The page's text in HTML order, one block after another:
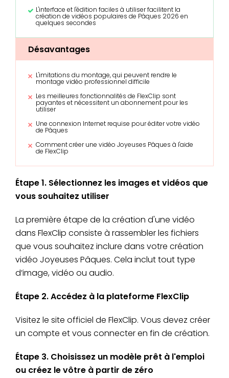
L'interface et l'édition faciles à utiliser facilitent la
création de vidéos populaires de Pâques 2026 en
quelques secondes
Désavantages
L'imitations du montage, qui peuvent rendre le
montage vidéo professionnel difficile
Les meilleures fonctionnalités de FlexClip sont
payantes et nécessitent un abonnement pour les
utiliser
Une connexion Internet requise pour éditer votre vidéo
de Pâques
Comment créer une vidéo Joyeuses Pâques à l'aide
de FlexClip
Étape 1. Sélectionnez les images et vidéos que
vous souhaitez utiliser
La première étape de la création d'une vidéo
dans FlexClip consiste à rassembler les fichiers
que vous souhaitez inclure dans votre création
vidéo Joyeuses Pâques. Cela inclut tout type
d’image, vidéo ou audio.
Étape 2. Accédez à la plateforme FlexClip
Visitez le site officiel de FlexClip. Vous devez créer
un compte et vous connecter en fin de création.
Étape 3. Choisissez un modèle prêt à l'emploi
ou créez le vôtre à partir de zéro